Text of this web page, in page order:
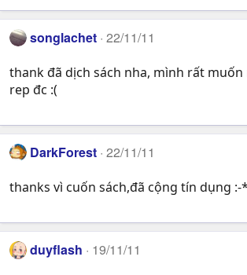
songlachet 22/11/11
thank đã dịch sách nha, mình rất
rep đc :(
DarkForest 22/11/11
thanks vì cuốn sách,đã cộng tín dụng :-*
duyflash 19/11/11